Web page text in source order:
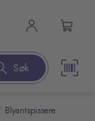
Søk
Blyantspissere